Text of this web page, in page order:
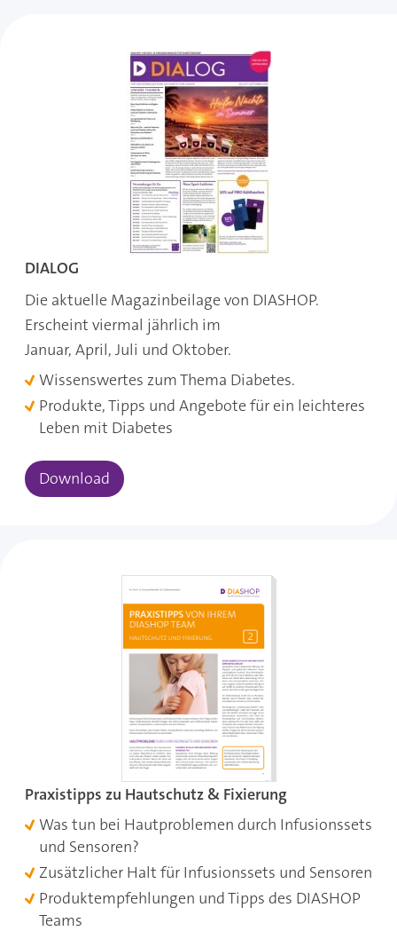
DIALOG
Die aktuelle Magazinbeilage von DIASHOP.
Erscheint viermal jährlich im
Januar, April, Juli und Oktober.
Wissenswertes zum Thema Diabetes.
Produkte, Tipps und Angebote für ein leichteres
Leben mit Diabetes
Download
Praxistipps zu Hautschutz & Fixierung
Was tun bei Hautproblemen durch Infusionssets
und Sensoren?
Zusätzlicher Halt für Infusionssets und Sensoren
Produktempfehlungen und Tipps des DIASHOP
Teams